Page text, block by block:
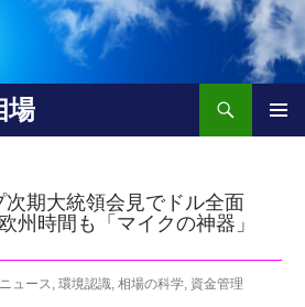
場
期大統領会見でドル全面
州時間も「マイクの神器」
ニュース, 環境認識, 相場の科学, 資金管理